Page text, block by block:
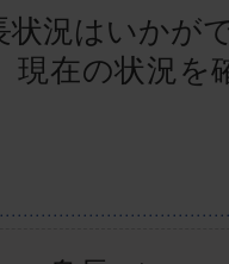
況はいかが
現在の状況を